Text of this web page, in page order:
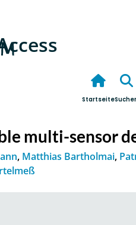
Startseite
multi-sensor
, Matthias Bartholmai,